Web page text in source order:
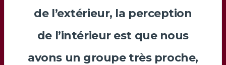
de l’extérieur, la perception
de l’intérieur est que nous
avons un groupe très proche,